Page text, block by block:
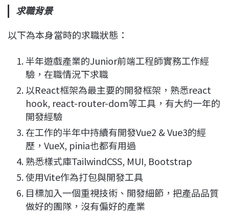
求職背景
以下為本身當時的求職狀態：
半年遊戲產業的Junior前端工程師實務工作經
驗，在職情況下求職
以React框架為最主要的開發框架，熟悉react
hook, react-router-dom等工具，有大約一年的
開發經驗
在工作的半年中持續有開發Vue2 & Vue3的經
歷，VueX, pinia也都有用過
熟悉樣式庫TailwindCSS, MUI, Bootstrap
使用Vite作為打包與開發工具
目標加入一個重視技術、開發細節，把產品品質
做好的團隊，沒有偏好的產業